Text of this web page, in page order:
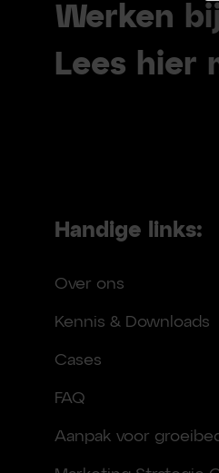
Werken
Lees hier
Handige links:
Over ons
Kennis & Downloads
Cases
FAQ
Aanpak voor